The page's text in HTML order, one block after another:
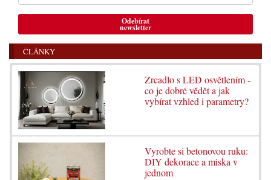
Odebírat
newsletter
ČLÁNKY
Zrcadlo s LED osvětlením -
co je dobré vědět a jak
vybírat vzhled i parametry?
Vyrobte si betonovou ruku:
DIY dekorace a miska v
jednom